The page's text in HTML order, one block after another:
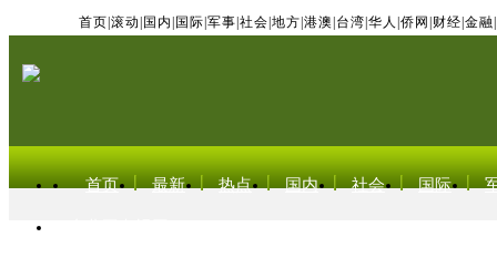
首页 滚动 国内 国际 军事 社会 地方 港澳 台湾 华人 侨网 财经 金融
首页 最新 热点 国内 社会 国际